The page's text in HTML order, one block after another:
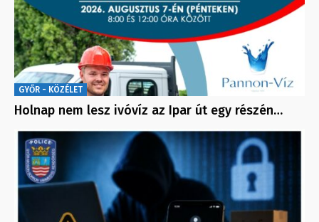
GYŐR - KÖZÉLET
Holnap nem lesz ivóvíz az Ipar út egy részén…